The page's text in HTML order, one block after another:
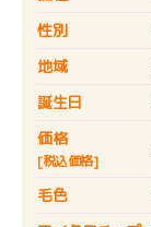
性別
地域
誕生日
価格
[税込価格]
毛色